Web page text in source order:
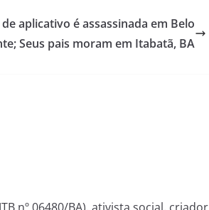
aplicativo é assassinada em Belo
Seus pais moram em Itabatã, BA